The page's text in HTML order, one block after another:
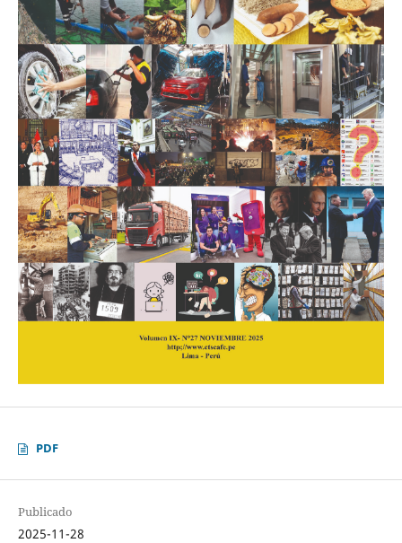
PDF
Publicado
2025-11-28